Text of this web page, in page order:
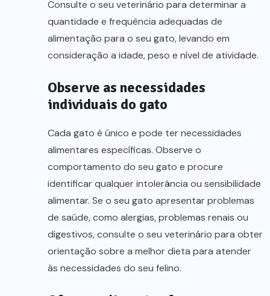
Consulte o seu veterinário para determinar a
quantidade e frequência adequadas de
alimentação para o seu gato, levando em
consideração a idade, peso e nível de atividade.
Observe as necessidades
individuais do gato
Cada gato é único e pode ter necessidades
alimentares específicas. Observe o
comportamento do seu gato e procure
identificar qualquer intolerância ou sensibilidade
alimentar. Se o seu gato apresentar problemas
de saúde, como alergias, problemas renais ou
digestivos, consulte o seu veterinário para obter
orientação sobre a melhor dieta para atender
às necessidades do seu felino.